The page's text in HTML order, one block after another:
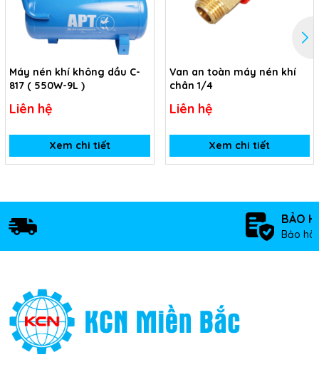
Máy nén khí không dầu C-
817 ( 550W-9L )
Liên hệ
Xem chi tiết
Van an toàn máy nén khí
chân 1/4
Liên hệ
Xem chi tiết
BẢO
Bảo